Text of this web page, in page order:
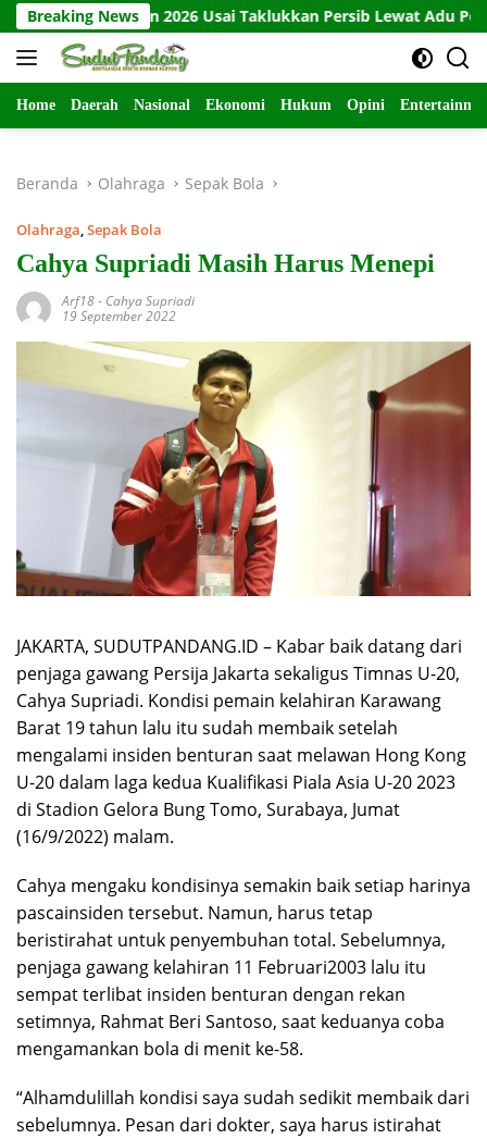
Langsung
ke
konten
Breaking News
2026 Usai Taklukkan Persib Lewat Adu Penalti
Home Daerah Nasional Ekonomi Hukum Opini
Beranda Olahraga Sepak Bola
Olahraga,Sepak Bola
Cahya Supriadi Masih Harus Menepi
Arf18- Cahya Supriadi
19 September 2022
JAKARTA, SUDUTPANDANG.ID – Kabar baik datang dari
penjaga gawang Persija Jakarta sekaligus Timnas U-20,
Cahya Supriadi. Kondisi pemain kelahiran Karawang
Barat 19 tahun lalu itu sudah membaik setelah
mengalami insiden benturan saat melawan Hong Kong
U-20 dalam laga kedua Kualifikasi Piala Asia U-20 2023
di Stadion Gelora Bung Tomo, Surabaya, Jumat
(16/9/2022) malam.
Cahya mengaku kondisinya semakin baik setiap harinya
pascainsiden tersebut. Namun, harus tetap
beristirahat untuk penyembuhan total. Sebelumnya,
penjaga gawang kelahiran 11 Februari2003 lalu itu
sempat terlibat insiden benturan dengan rekan
setimnya, Rahmat Beri Santoso, saat keduanya coba
mengamankan bola di menit ke-58.
“Alhamdulillah kondisi saya sudah sedikit membaik dari
sebelumnya. Pesan dari dokter, saya harus istirahat